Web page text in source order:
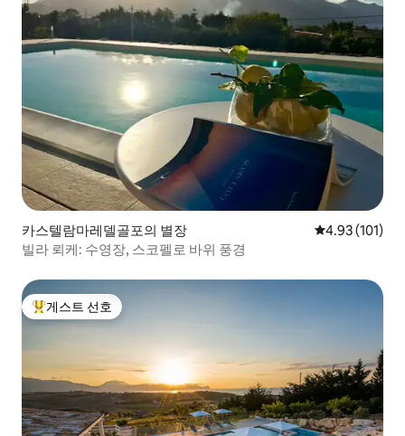
카스텔람마레델골포의 별장 평점 4.93점(5
4.93 (101)
빌라 뢰케: 수영장, 스코펠로 바위 풍경
상위 게스트 선호
게스트 선호